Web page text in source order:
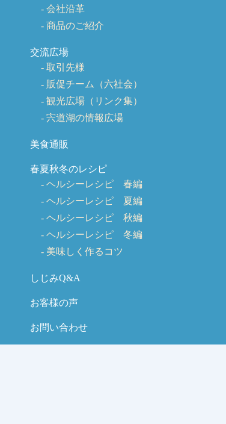
会社沿革
商品のご紹介
交流広場
取引先様
販促チーム（六社会）
観光広場（リンク集）
宍道湖の情報広場
美食通販
春夏秋冬のレシピ
ヘルシーレシピ 春編
ヘルシーレシピ 夏編
ヘルシーレシピ 秋編
ヘルシーレシピ 冬編
美味しく作るコツ
しじみQ&A
お客様の声
お問い合わせ